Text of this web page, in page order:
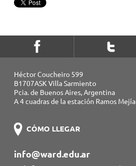
Héctor Coucheiro 599
B1707ASK Villa Sarmiento
Pcia. de Buenos Aires, Argentina
A 4 cuadras de la estación Ramos Mejía
CÓMO LLEGAR
info@ward.edu.ar